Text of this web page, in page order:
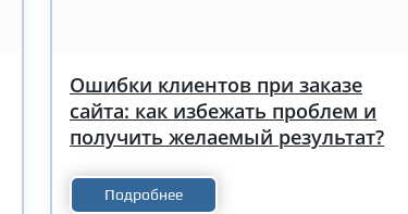
Ошибки клиентов при заказе
сайта: как избежать проблем и
получить желаемый результат?
Подробнее